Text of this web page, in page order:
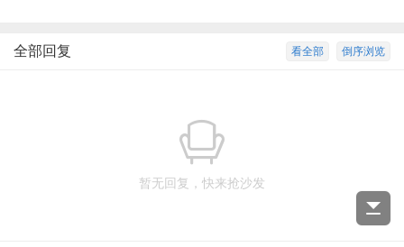
倒序浏览
看全部
全部回复
暂无回复，快来抢沙发